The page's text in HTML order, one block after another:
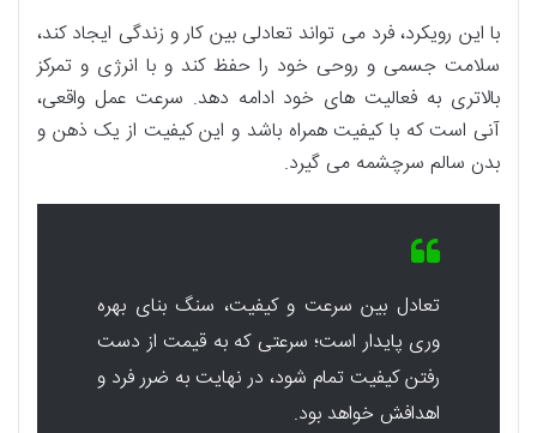
با این رویکرد، فرد می تواند تعادلی بین کار و زندگی ایجاد کند،
سلامت جسمی و روحی خود را حفظ کند و با انرژی و تمرکز
بالاتری به فعالیت های خود ادامه دهد. سرعت عمل واقعی،
آنی است که با کیفیت همراه باشد و این کیفیت از یک ذهن و
بدن سالم سرچشمه می گیرد.
تعادل بین سرعت و کیفیت، سنگ بنای بهره
وری پایدار است؛ سرعتی که به قیمت از دست
رفتن کیفیت تمام شود، در نهایت به ضرر فرد و
اهدافش خواهد بود.